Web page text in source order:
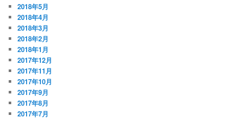
2018年5月
2018年4月
2018年3月
2018年2月
2018年1月
2017年12月
2017年11月
2017年10月
2017年9月
2017年8月
2017年7月